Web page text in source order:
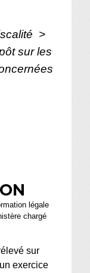
>
sur les
légale
chargé
sur
exercice